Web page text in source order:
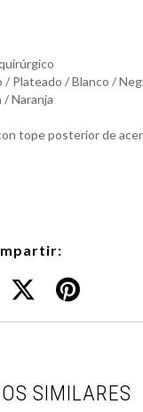
/ Plateado / Blanco /
Naranja
tope posterior de
SIMILARES